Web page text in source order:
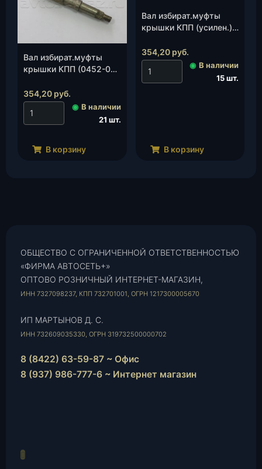
Вал избират.муфты
крышки КПП (0452-00-
354,20 руб.
◉ В наличии
21 шт.
В корзину
Вал избират.муфты
крышки КПП (усилен.)
354,20 руб.
◉ В наличии
15 шт.
В корзину
ОБЩЕСТВО С ОГРАНИЧЕННОЙ ОТВЕТСТВЕННОСТЬЮ
«ФИРМА АВТОСЕТЬ+»
ОПТОВО РОЗНИЧНЫЙ ИНТЕРНЕТ-МАГАЗИН,
ИНН 7327098237, КПП 732701001, ОГРН 1217300005670
ИП МАРТЫНОВ Д. С.
ИНН 732609035330, ОГРН 319732500000702
8 (8422) 63-59-87 ~ Офис
8 (937) 986-777-6 ~ Интернет магазин